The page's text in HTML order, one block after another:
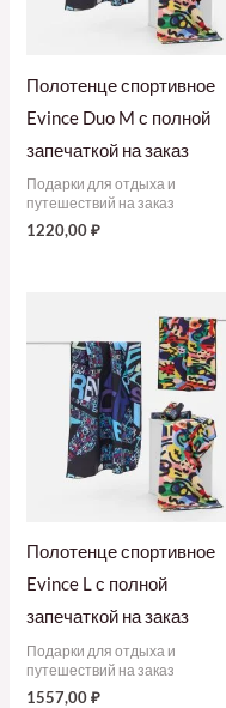
Полотенце спортивное
Evince Duo M с полной
запечаткой на заказ
Подарки для отдыха и
путешествий на заказ
1220,00₽
Полотенце спортивное
Evince L с полной
запечаткой на заказ
Подарки для отдыха и
путешествий на заказ
1557,00₽